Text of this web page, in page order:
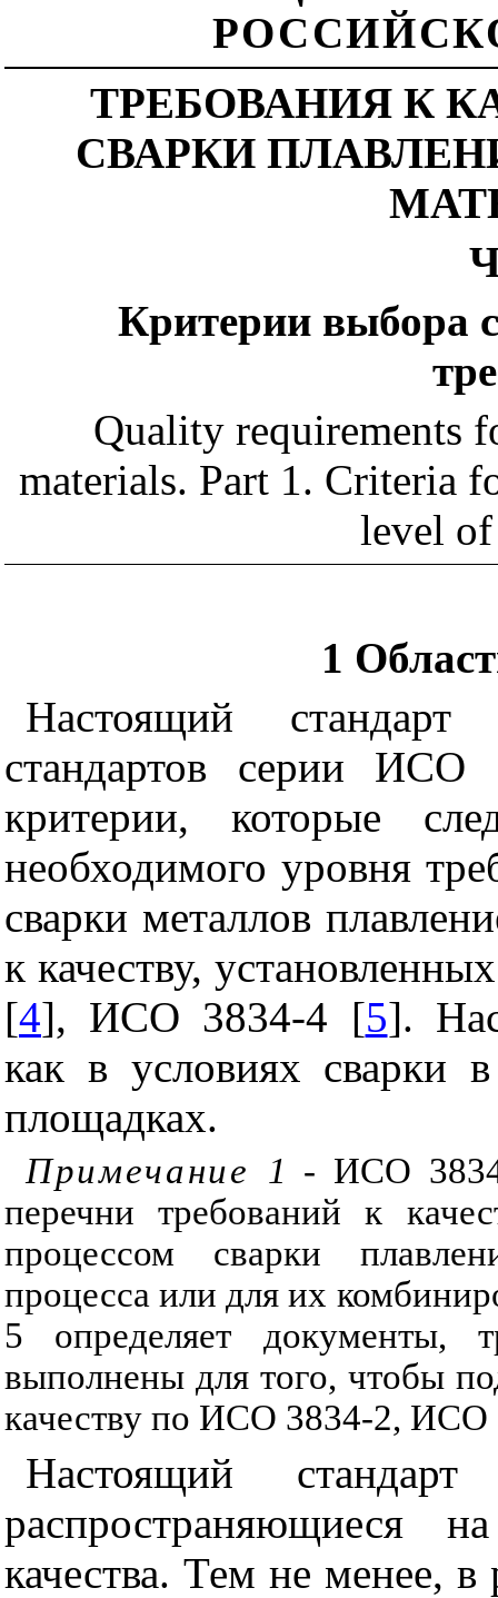
ТРЕБОВАНИЯ К
СВАРКИ
Критерии выбора
Quality requirements
materials. Part 1. Criteria
level of
1
Настоящий
стандартов серии
критерии, которые
необходимого уровня
сварки металлов
к качеству,
[4], ИСО 3834-4 [5].
как в условиях сварки
площадках.
Примечание 1 - ИСО
перечни требований к
процессом сварки
процесса или для их
5 определяет документы,
выполнены для того, чтобы
качеству по ИСО 3834-2,
Настоящий
распространяющиеся
качества. Тем не менее,